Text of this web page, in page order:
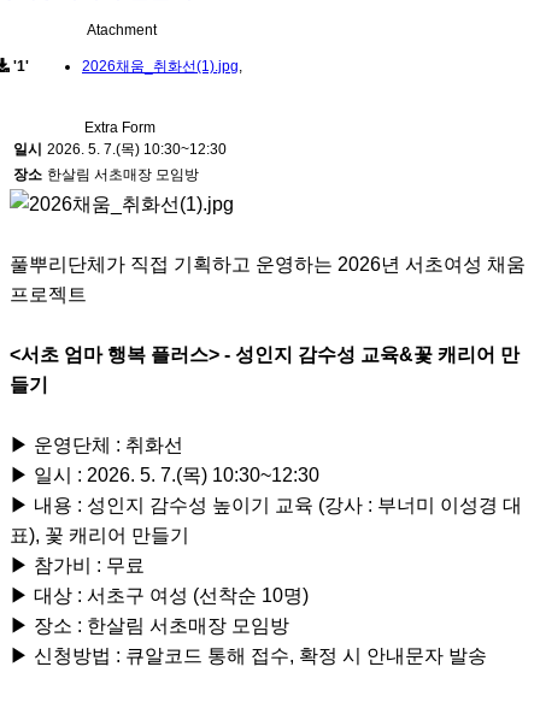
Atachment
'1' 2026채움_취화선(1).jpg,
Extra Form
일시 2026. 5. 7.(목) 10:30~12:30
장소 한살림 서초매장 모임방
풀뿌리단체가 직접 기획하고 운영하는 2026년 서초여성 채움
프로젝트
<서초 엄마 행복 플러스> - 성인지 감수성 교육&꽃 캐리어 만
들기
▶ 운영단체 : 취화선
▶ 일시 : 2026. 5. 7.(목) 10:30~12:30
▶ 내용 : 성인지 감수성 높이기 교육 (강사 : 부너미 이성경 대
표), 꽃 캐리어 만들기
▶ 참가비 : 무료
▶ 대상 : 서초구 여성 (선착순 10명)
▶ 장소 : 한살림 서초매장 모임방
▶ 신청방법 : 큐알코드 통해 접수, 확정 시 안내문자 발송